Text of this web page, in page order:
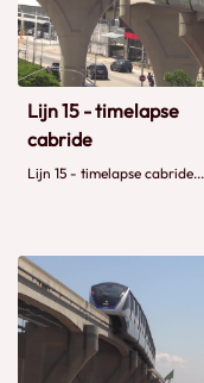
Lijn 15 - timelapse
cabride
Lijn 15 - timelapse cabride...